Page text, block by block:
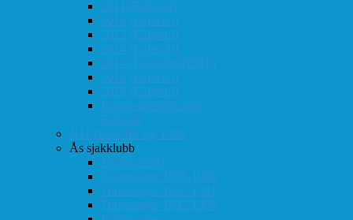
2011 (Eidsvoll)
2012 (Eidsvoll)
2013 (Eidsvoll)
2014 (Eidsvoll)
2014 (Rokaden/NSSF)
2015 (Eidsvoll)
2016 (Eidsvoll)
Kamp-statistikk mot
Eidsvoll
NM-finale for lag 1998
Ås sjakklubb
Totaloversikt
Turneringer 1981-1986
Turneringer 1987-1991
Turneringer 1992-1996